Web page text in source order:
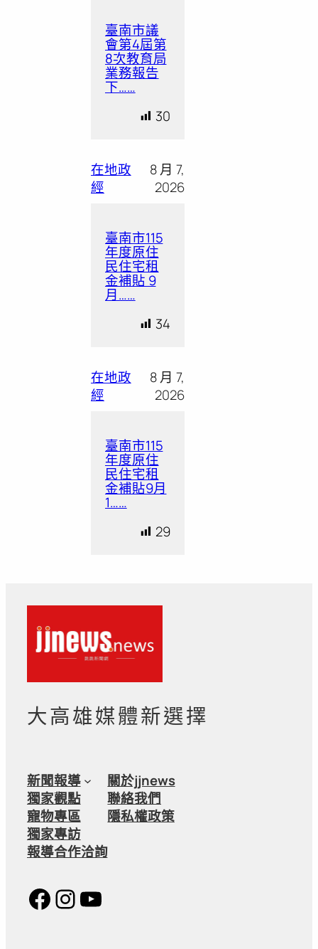
臺南市議
會第4屆第
8次教育局
業務報告
下……
30
在地政
經
8 月 7,
2026
臺南市115
年度原住
民住宅租
金補貼 9
月……
34
在地政
經
8 月 7,
2026
臺南市115
年度原住
民住宅租
金補貼9月
1……
29
大高雄媒體新選擇
新聞報導
獨家觀點
寵物專區
獨家專訪
報導合作洽詢
關於jjnews
聯絡我們
隱私權政策
Facebook
Instagram
YouTube